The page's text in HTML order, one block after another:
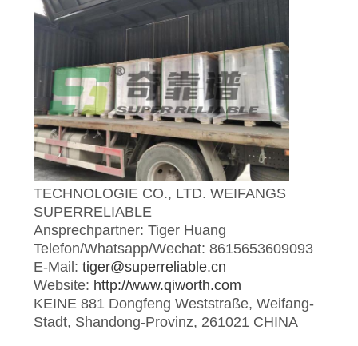
TECHNOLOGIE CO., LTD. WEIFANGS
SUPERRELIABLE
Ansprechpartner: Tiger Huang
Telefon/Whatsapp/Wechat: 8615653609093
E-Mail: tiger@superreliable.cn
Website: http://www.qiworth.com
KEINE 881 Dongfeng Weststraße, Weifang-
Stadt, Shandong-Provinz, 261021 CHINA